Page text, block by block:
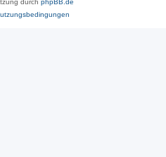
durch phpBB.de